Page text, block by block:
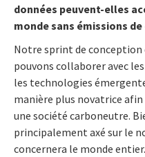
données peuvent-elles
monde sans émissions de
Notre sprint de
pouvons collaborer avec
les technologies
manière plus novatrice
une société carboneutre.
principalement axé sur le
concernera le monde entier.